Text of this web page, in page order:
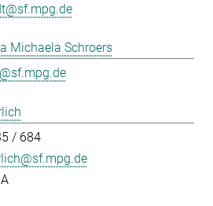
Michaela Schroers
/ 684